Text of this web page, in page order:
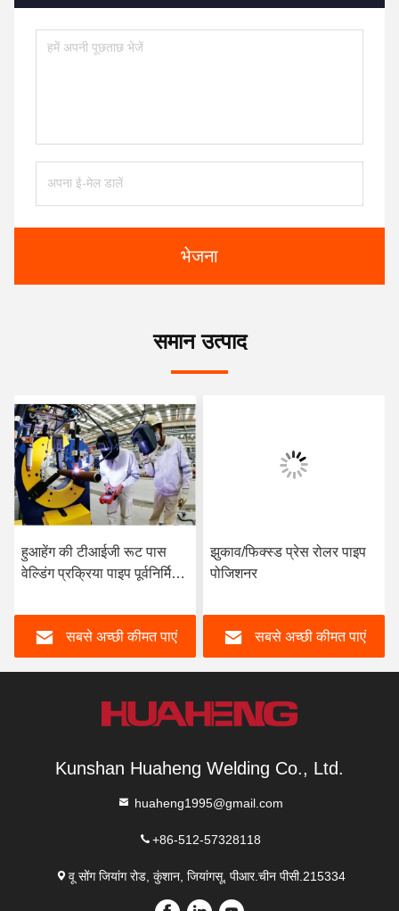
भेजना
समान उत्पाद
हुआहेंग की टीआईजी रूट पास
वेल्डिंग प्रक्रिया पाइप पूर्वनिर्मित
सबसे अच्छी कीमत पाएं
झुकाव/फिक्स्ड प्रेस रोलर पाइप
पोजिशनर
सबसे अच्छी कीमत पाएं
Kunshan Huaheng Welding Co., Ltd.
huaheng1995@gmail.com
+86-512-57328118
वू सोंग जियांग रोड, कुंशान, जियांगसू, पीआर.चीन पीसी.215334